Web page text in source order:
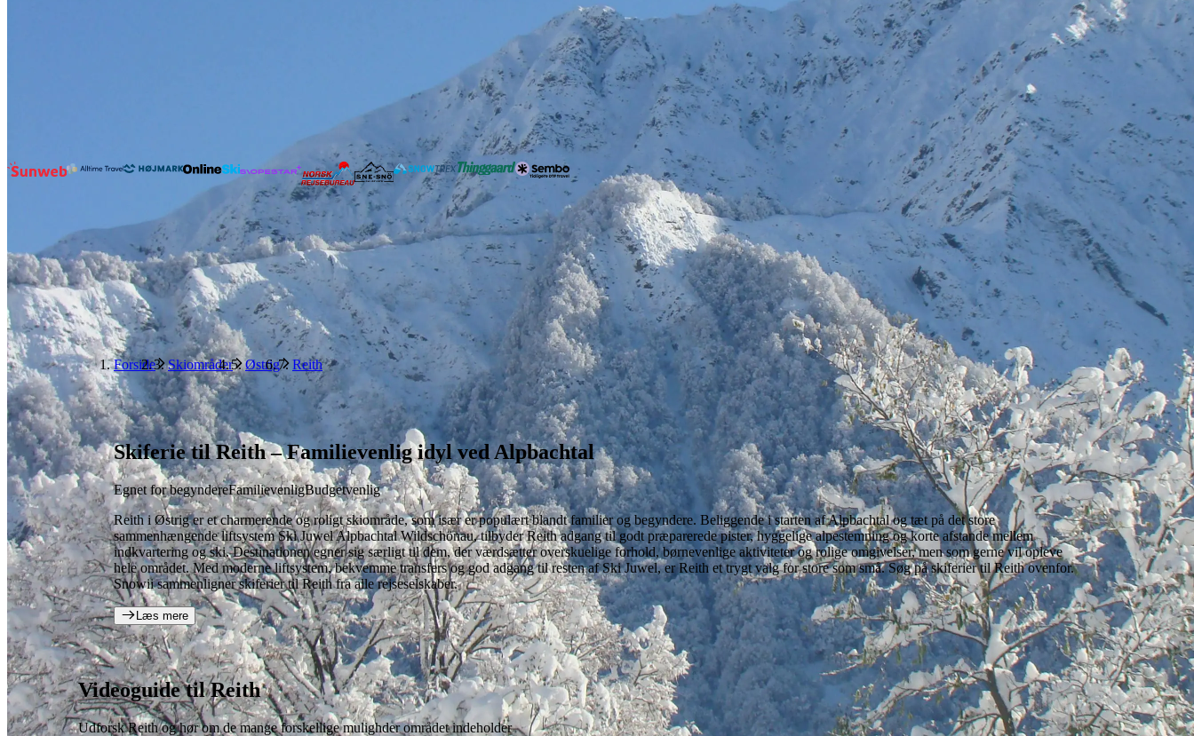
Forside Skiområder Østrig Reith
Skiferie til Reith – Familievenlig idyl ved Alpbachtal
Egnet for begyndereFamilievenligBudgetvenlig
Reith i Østrig er et charmerende og roligt skiområde, som især er populært blandt familier og begyndere. Beliggende i starten af Alpbachtal og tæt på det store
sammenhængende liftsystem Ski Juwel Alpbachtal Wildschönau, tilbyder Reith adgang til godt præparerede pister, hyggelige alpestemning og korte afstande mellem
indkvartering og ski. Destinationen egner sig særligt til dem, der værdsætter overskuelige forhold, børnevenlige aktiviteter og rolige omgivelser, men som gerne vil opleve
hele området. Med moderne liftsystem, bekvemme transfers og god adgang til resten af Ski Juwel, er Reith et trygt valg for store som små. Søg på skiferier til Reith ovenfor.
Snowii sammenligner skiferier til Reith fra alle rejseselskaber.
Læs mere
Videoguide til Reith
Udforsk Reith og hør om de mange forskellige mulighder området indeholder